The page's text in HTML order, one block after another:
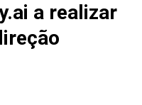
a realizar